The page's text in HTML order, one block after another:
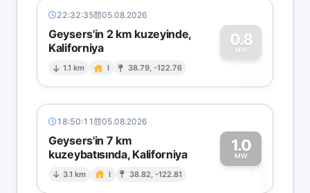
22:32:35 05.08.2026
Geysers'in 2 km kuzeyinde,
Kaliforniya
1.1 km I 38.79, -122.76
0.8
MW
0
18:50:11 05.08.2026
Geysers'in 7 km
kuzeybatısında, Kaliforniya
3.1 km I 38.82, -122.81
1.0
MW1